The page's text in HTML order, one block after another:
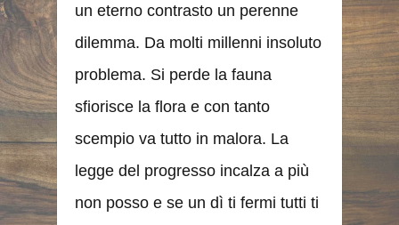
un eterno contrasto un perenne
dilemma. Da molti millenni insoluto
problema. Si perde la fauna
sfiorisce la flora e con tanto
scempio va tutto in malora. La
legge del progresso incalza a più
non posso e se un dì ti fermi tutti ti